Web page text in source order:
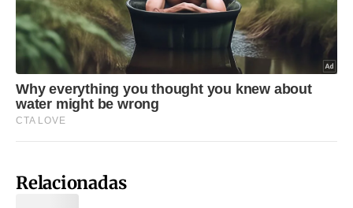
Relacionadas